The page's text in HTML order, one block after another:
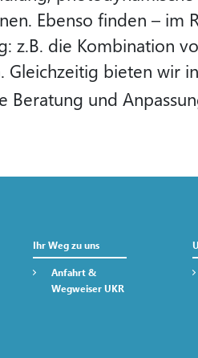
Ebenso finden – im
z.B. die Kombination
Gleichzeitig bieten wir
Beratung und
Ihr Weg zu uns
Anfahrt &
Wegweiser UKR